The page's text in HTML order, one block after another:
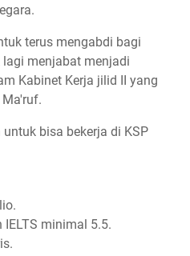
terus mengabdi bagi
menjabat menjadi
Kabinet Kerja jilid II yang
bisa bekerja di KSP
minimal 5.5.